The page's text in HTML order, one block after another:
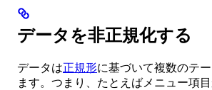
データを非正規化する
データは正規形に基づいて複数のテ
ます。つまり、たとえばメニュー項